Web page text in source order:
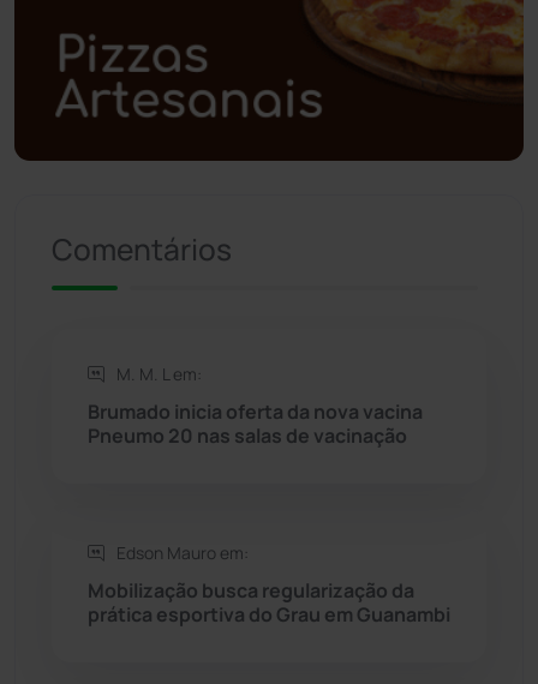
Polícia Civil (57)
Polícia Militar (27)
Política (03)
Riacho de Santana
Rio de Contas
Rio do Antônio
Saúde
Seabra (50)
Comentários
M. M. L em:
Brumado inicia oferta da nova vacina
Pneumo 20 nas salas de vacinação
Edson Mauro em:
Mobilização busca regularização da
prática esportiva do Grau em Guanambi